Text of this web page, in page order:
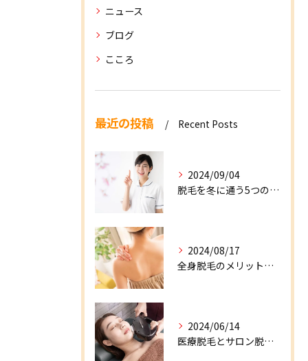
ニュース
ブログ
こころ
最近の投稿 Recent Posts
2024/09/04
脱毛を冬に通う5つのメリット！デメリットや注意点を解説！
2024/08/17
全身脱毛のメリット・デメリットとは？注意点の解決策も併せてご紹介
2024/06/14
医療脱毛とサロン脱毛の違いを徹底解説！